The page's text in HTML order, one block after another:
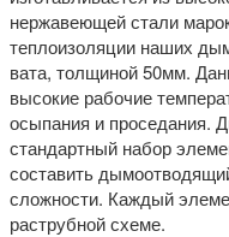
нержавеющей стали
теплоизоляции наших
вата, толщиной 50мм.
высокие рабочие
осыпания и проседания.
стандартный набор
составить
сложности. Каждый
раструбной схеме.